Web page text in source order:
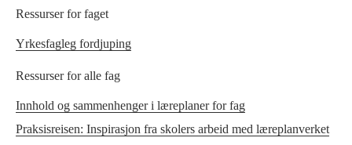
Ressurser for faget
Yrkesfagleg fordjuping
Ressurser for alle fag
Innhold og sammenhenger i læreplaner for fag
Praksisreisen: Inspirasjon fra skolers arbeid med læreplanverket